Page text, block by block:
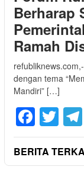
Berharap
Ramah
dengan tema
Mandiri” […]
BERITA